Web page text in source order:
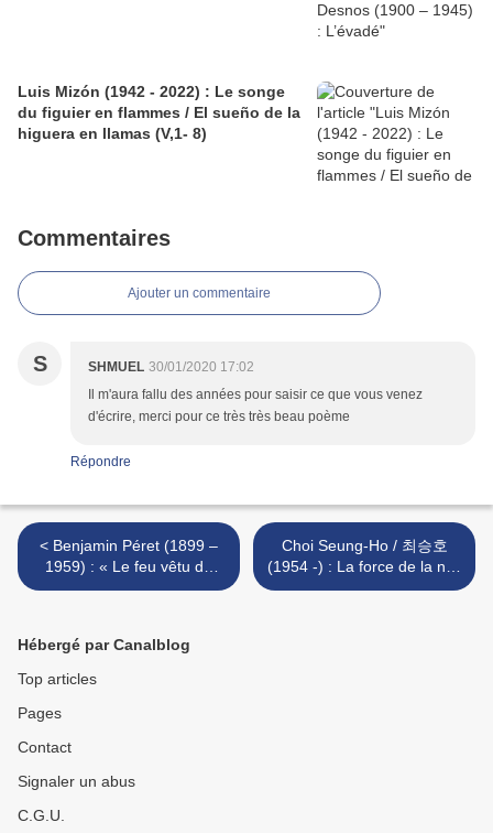
Luis Mizón (1942 - 2022) : Le songe
du figuier en flammes / El sueño de la
higuera en llamas (V,1- 8)
Commentaires
Ajouter un commentaire
S SHMUEL 30/01/2020 17:02
Il m'aura fallu des années pour saisir ce que vous venez
d'écrire, merci pour ce très très beau poème
Répondre
< Benjamin Péret (1899 –
1959) : « Le feu vêtu de
deuil »
Choi Seung-Ho / 최승호
(1954 -) : La force de la nuit
>
Hébergé par Canalblog
Top articles
Pages
Contact
Signaler un abus
C.G.U.